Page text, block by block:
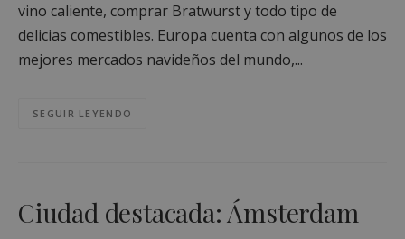
vino caliente, comprar Bratwurst y todo tipo de
delicias comestibles. Europa cuenta con algunos de los
mejores mercados navideños del mundo,...
SEGUIR LEYENDO
Ciudad destacada: Ámsterdam